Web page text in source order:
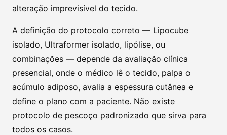
alteração imprevisível do tecido.
A definição do protocolo correto — Lipocube
isolado, Ultraformer isolado, lipólise, ou
combinações — depende da avaliação clínica
presencial, onde o médico lê o tecido, palpa o
acúmulo adiposo, avalia a espessura cutânea e
define o plano com a paciente. Não existe
protocolo de pescoço padronizado que sirva para
todos os casos.